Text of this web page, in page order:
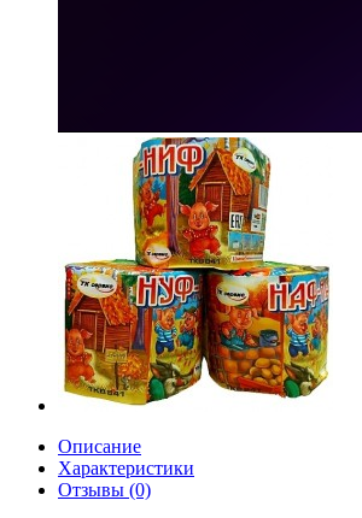
Описание
Характеристики
Отзывы (0)